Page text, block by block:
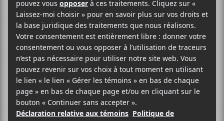
Jay Som
POP ROCK
SITE WEB >
BIO